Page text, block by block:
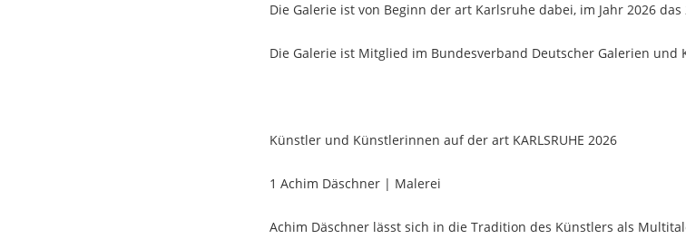
Die Galerie ist von Beginn der art Karlsruhe dabei, im Jahr 2026 das
Die Galerie ist Mitglied im Bundesverband Deutscher Galerien
Künstler und Künstlerinnen auf der art KARLSRUHE 2026
1 Achim Däschner | Malerei
Achim Däschner lässt sich in die Tradition des Künstlers als